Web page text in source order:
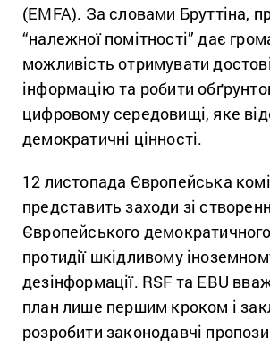
(EMFA). За словами Бруттіна,
“належної помітності” дає
можливість отримувати
інформацію та робити
цифровому середовищі, яке
демократичні цінності.
12 листопада Європейська
представить заходи зі
Європейського
протидії шкідливому
дезінформації. RSF та EBU
план лише першим кроком і
розробити законодавчі